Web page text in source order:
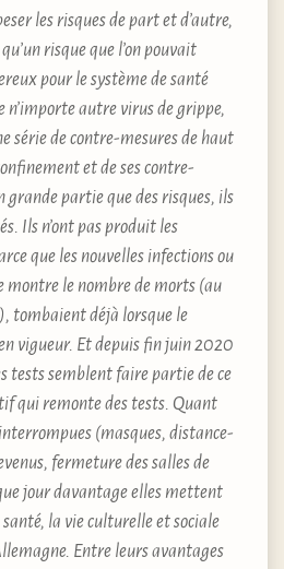
les risques de part et d’autre,
risque que l’on pouvait
pour le système de santé
n’importe autre virus de grippe,
série de contre-mesures de haut
et de ses contre-
grande partie que des risques, ils
Ils n’ont pas produit les
que les nouvelles infections ou
montre le nombre de morts (au
tombaient déjà lorsque le
vigueur. Et depuis fin juin 2020
tests semblent faire partie de ce
qui remonte des tests. Quant
(masques, distance-
fermeture des salles de
jour davantage elles mettent
santé, la vie culturelle et sociale
Entre leurs avantages